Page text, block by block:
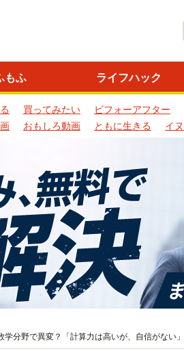
もふ ライフハック
買ってみたい ビフォーアフター
おもしろ動画 ともに生きる イヌ
分野で異変？「計算力は高いが、自信がない」